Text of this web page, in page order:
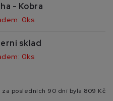
- Kobra
0ks
sklad
0ks
za posledních 90 dní byla 809 Kč